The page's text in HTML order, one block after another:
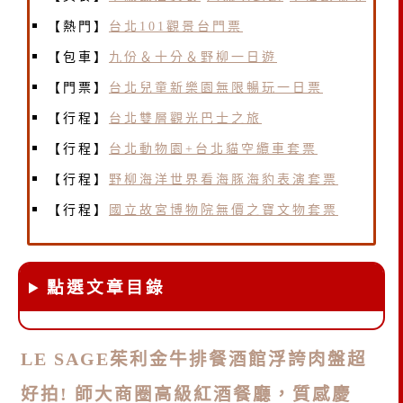
【熱門】 台北101觀景台門票
【包車】 九份＆十分＆野柳一日遊
【門票】 台北兒童新樂園無限暢玩一日票
【行程】 台北雙層觀光巴士之旅
【行程】 台北動物園+台北貓空纜車套票
【行程】 野柳海洋世界看海豚海豹表演套票
【行程】 國立故宮博物院無價之寶文物套票
點選文章目錄
LE SAGE茱利金牛排餐酒館浮誇肉盤超
好拍! 師大商圈高級紅酒餐廳，質感慶